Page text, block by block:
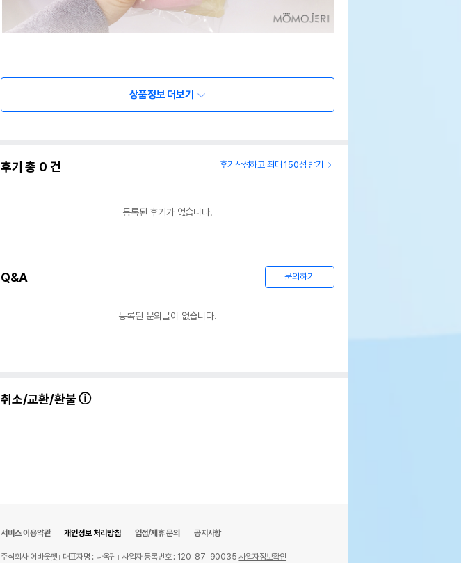
상품정보 더보기
후기 총 0 건 후기작성하고 최대 150점 받기
등록된 후기가 없습니다.
Q&A 문의하기
등록된 문의글이 없습니다.
취소/교환/환불
서비스 이용약관 개인정보 처리방침 입점/제휴 문의 공지사항
주식회사 어바웃펫 대표자명 : 나옥귀 사업자 등록번호 : 120-87-90035사업자정보확인